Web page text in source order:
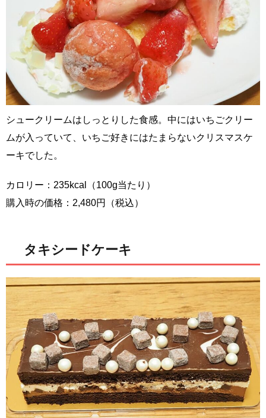
シュークリームはしっとりした食感。中にはいちごクリー
ムが入っていて、いちご好きにはたまらないクリスマスケ
ーキでした。
カロリー：235kcal（100g当たり）
購入時の価格：2,480円（税込）
タキシードケーキ